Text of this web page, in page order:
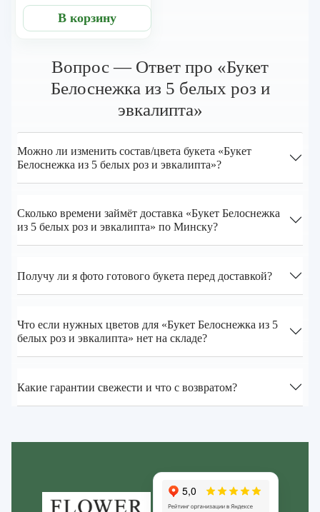
В корзину
Вопрос — Ответ про «Букет
Белоснежка из 5 белых роз и
эвкалипта»
Можно ли изменить состав/цвета букета «Букет
Белоснежка из 5 белых роз и эвкалипта»?
Сколько времени займёт доставка «Букет Белоснежка
из 5 белых роз и эвкалипта» по Минску?
Получу ли я фото готового букета перед доставкой?
Что если нужных цветов для «Букет Белоснежка из 5
белых роз и эвкалипта» нет на складе?
Какие гарантии свежести и что с возвратом?